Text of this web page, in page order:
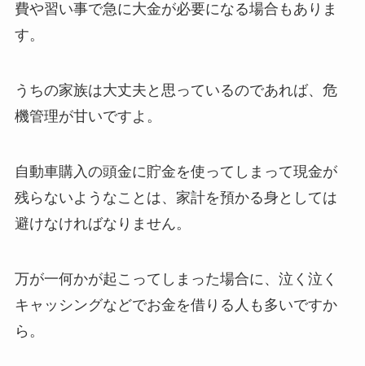
費や習い事で急に大金が必要になる場合もありま
す。
うちの家族は大丈夫と思っているのであれば、危
機管理が甘いですよ。
自動車購入の頭金に貯金を使ってしまって現金が
残らないようなことは、家計を預かる身としては
避けなければなりません。
万が一何かが起こってしまった場合に、泣く泣く
キャッシングなどでお金を借りる人も多いですか
ら。